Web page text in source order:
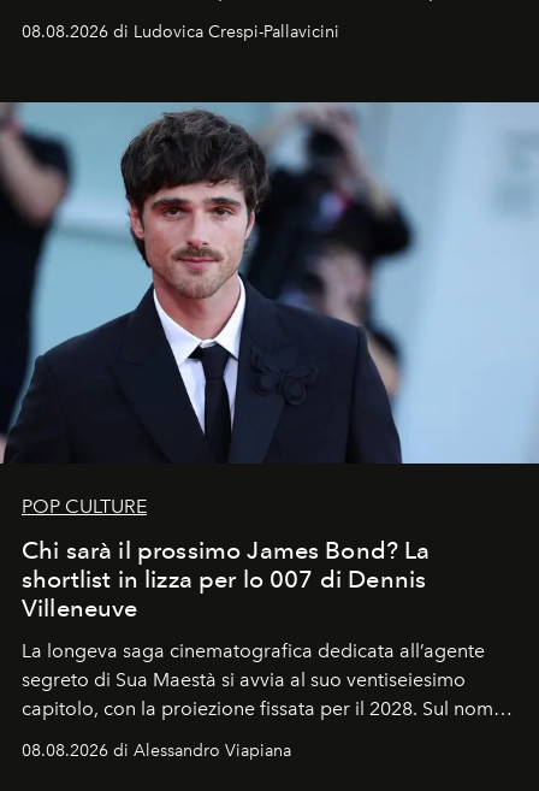
Sarà il momento in cui gli occhi si alzano verso la volta
celeste per seguire il passaggio delle
all’universo i desideri più segreti
08.08.2026 di Ludovica Crespi-Pallavicini
POP CULTURE
Chi sarà il prossimo James Bond? La
shortlist in lizza per lo 007 di Dennis
Villeneuve
La longeva saga cinematografica dedicata all’agente
segreto di Sua Maestà si avvia al suo ventiseiesimo
capitolo, con la proiezione fissata per il 2028. Sul nome
dell’attore chiamato a raccogliere l’eredità di Daniel
Craig, però, regna ancora il più assoluto riserbo.
08.08.2026 di Alessandro Viapiana